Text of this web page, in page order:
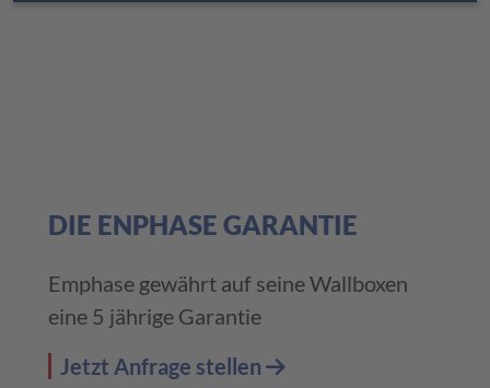
DIE ENPHASE GARANTIE
Emphase gewährt auf seine Wallboxen
eine 5 jährige Garantie
Jetzt Anfrage stellen